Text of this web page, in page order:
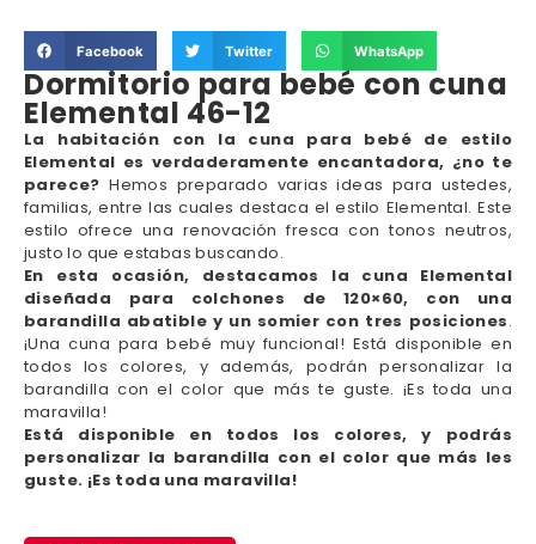
Facebook Twitter WhatsApp
Dormitorio para bebé con cuna
Elemental 46-12
La habitación con la cuna para bebé de estilo
Elemental es verdaderamente encantadora, ¿no te
parece? Hemos preparado varias ideas para ustedes,
familias, entre las cuales destaca el estilo Elemental. Este
estilo ofrece una renovación fresca con tonos neutros,
justo lo que estabas buscando.
En esta ocasión, destacamos la cuna Elemental
diseñada para colchones de 120×60, con una
barandilla abatible y un somier con tres posiciones.
¡Una cuna para bebé muy funcional! Está disponible en
todos los colores, y además, podrán personalizar la
barandilla con el color que más te guste. ¡Es toda una
maravilla!
Está disponible en todos los colores, y podrás
personalizar la barandilla con el color que más les
guste. ¡Es toda una maravilla!